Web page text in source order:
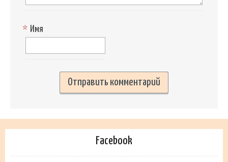
Имя
*
Facebook